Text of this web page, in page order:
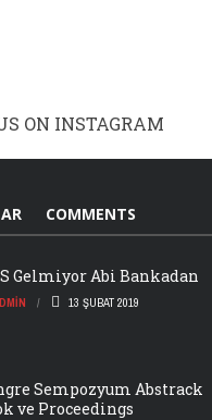
ON INSTAGRAM
COMMENTS
Gelmiyor Abi Bankadan
13 ŞUBAT 2019
Sempozyum Abstrack
ve Proceedings